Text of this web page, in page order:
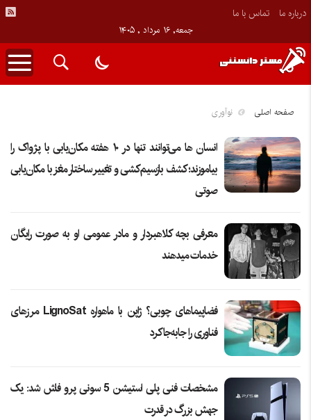
درباره ما تماس با ما
جمعه, ۱۶ مرداد , ۱۴۰۵
صفحه اصلی نوآوری
انسان‌ ها می‌توانند تنها در ۱۰ هفته مکان‌یابی با پژواک را
بیاموزند؛ کشف بازسیم‌کشی و تغییر ساختار مغز با مکان‌یابی
صوتی
معرفی بچه کلاهبردار و مادر عمومی او به صورت رایگان
خدمات میدهند
فضاپیماهای چوبی؟ ژاپن با ماهواره LignoSat مرزهای
فناوری را جابه‌جا کرد
مشخصات فنی پلی استیشن 5 سونی پرو فاش شد: یک
جهش بزرگ در قدرت